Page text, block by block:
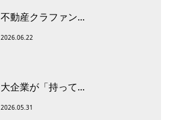
不動産クラファン...
2026.06.22
大企業が「持って...
2026.05.31